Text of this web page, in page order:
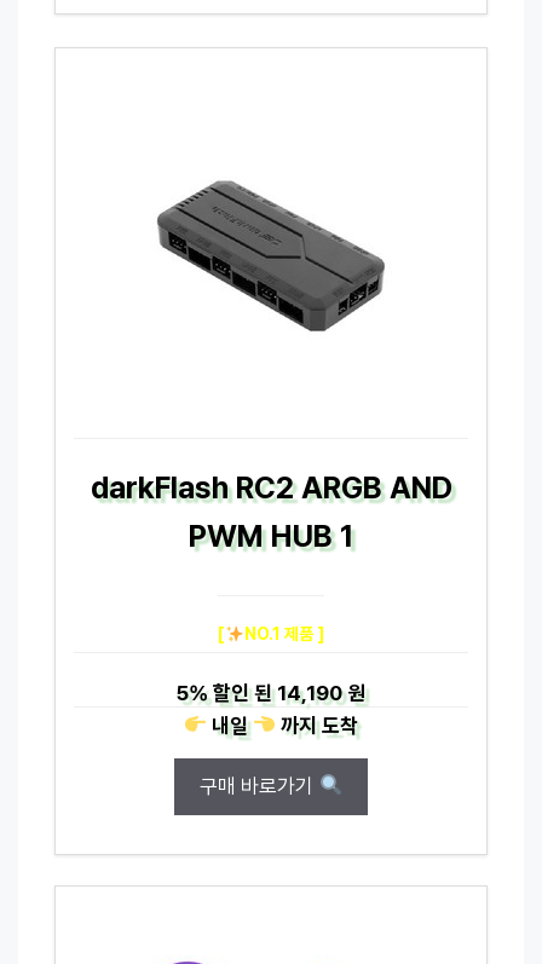
darkFlash RC2 ARGB AND
PWM HUB 1
[ NO.1 제품 ]
5%할인 된14,190 원
내일
까지도착
구매 바로가기